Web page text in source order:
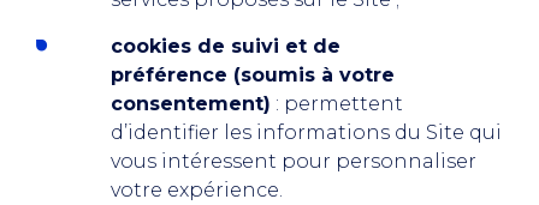
cookies de suivi et de
préférence (soumis à votre
consentement) : permettent
d’identifier les informations du Site qui
vous intéressent pour personnaliser
votre expérience.